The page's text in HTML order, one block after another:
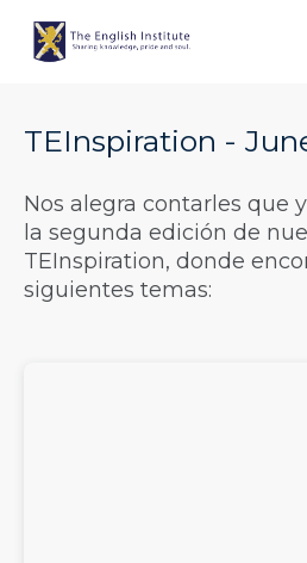
TEInspiration -
Nos alegra contarles que
la segunda edición de
TEInspiration, donde
siguientes temas: